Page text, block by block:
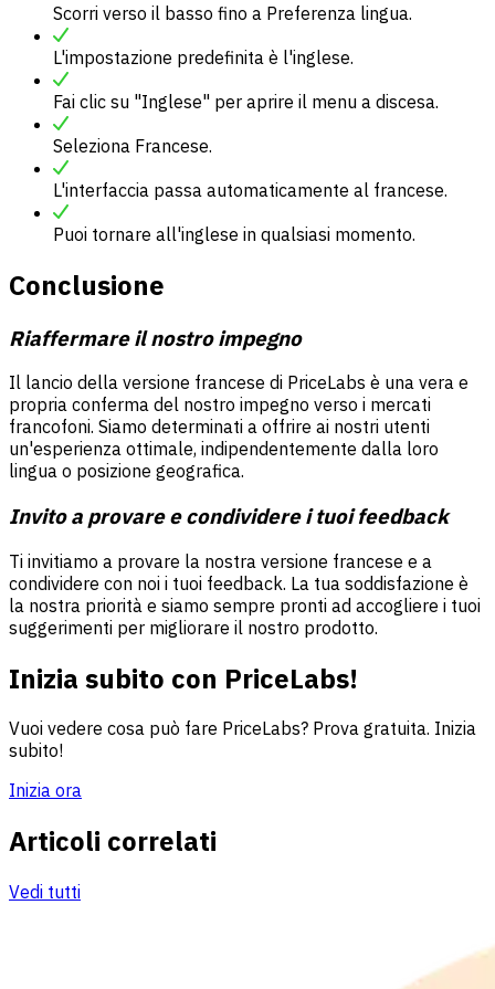
Scorri verso il basso fino a Preferenza lingua.
L'impostazione predefinita è l'inglese.
Fai clic su "Inglese" per aprire il menu a discesa.
Seleziona Francese.
L'interfaccia passa automaticamente al francese.
Puoi tornare all'inglese in qualsiasi momento.
Conclusione
Riaffermare il nostro impegno
Il lancio della versione francese di PriceLabs è una vera e
propria conferma del nostro impegno verso i mercati
francofoni. Siamo determinati a offrire ai nostri utenti
un'esperienza ottimale, indipendentemente dalla loro
lingua o posizione geografica.
Invito a provare e condividere i tuoi feedback
Ti invitiamo a provare la nostra versione francese e a
condividere con noi i tuoi feedback. La tua soddisfazione è
la nostra priorità e siamo sempre pronti ad accogliere i tuoi
suggerimenti per migliorare il nostro prodotto.
Inizia subito con PriceLabs!
Vuoi vedere cosa può fare PriceLabs? Prova gratuita. Inizia
subito!
Inizia ora
Articoli correlati
Vedi tutti